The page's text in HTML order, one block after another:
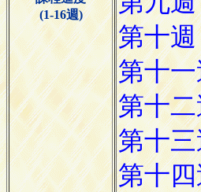
(1-16週)